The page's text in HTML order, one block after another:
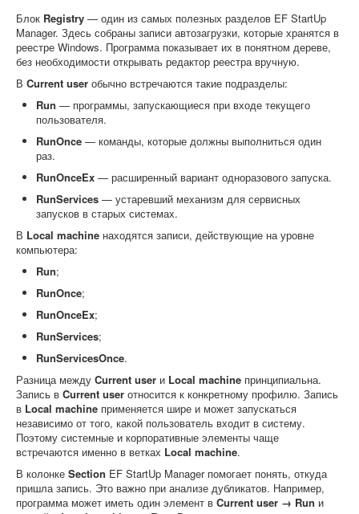
Блок Registry — один из самых полезных разделов EF StartUp
Manager. Здесь собраны записи автозагрузки, которые хранятся в
реестре Windows. Программа показывает их в понятном дереве,
без необходимости открывать редактор реестра вручную.
В Current user обычно встречаются такие подразделы:
Run — программы, запускающиеся при входе текущего
пользователя.
RunOnce — команды, которые должны выполниться один
раз.
RunOnceEx — расширенный вариант одноразового запуска.
RunServices — устаревший механизм для сервисных
запусков в старых системах.
В Local machine находятся записи, действующие на уровне
компьютера:
Run;
RunOnce;
RunOnceEx;
RunServices;
RunServicesOnce.
Разница между Current user и Local machine принципиальна.
Запись в Current user относится к конкретному профилю. Запись
в Local machine применяется шире и может запускаться
независимо от того, какой пользователь входит в систему.
Поэтому системные и корпоративные элементы чаще
встречаются именно в ветках Local machine.
В колонке Section EF StartUp Manager помогает понять, откуда
пришла запись. Это важно при анализе дубликатов. Например,
программа может иметь один элемент в Current user → Run и